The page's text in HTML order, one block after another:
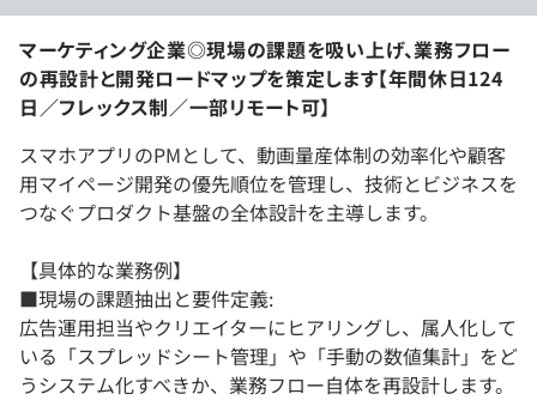
マーケティング企業◎現場の課題を吸い上げ、業務フロー
の再設計と開発ロードマップを策定します【年間休日124
日／フレックス制／一部リモート可】
スマホアプリのPMとして、動画量産体制の効率化や顧客
用マイページ開発の優先順位を管理し、技術とビジネスを
つなぐプロダクト基盤の全体設計を主導します。
【具体的な業務例】
■現場の課題抽出と要件定義:
広告運用担当やクリエイターにヒアリングし、属人化して
いる「スプレッドシート管理」や「手動の数値集計」をど
うシステム化すべきか、業務フロー自体を再設計します。